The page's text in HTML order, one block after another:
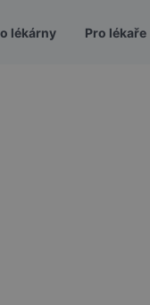
lékárny Pro lékaře